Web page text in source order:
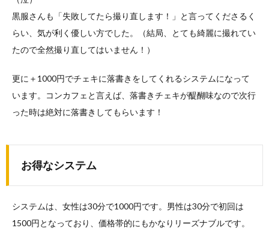
黒服さんも「失敗してたら撮り直します！」と言ってくださるく
らい、気が利く優しい方でした。（結局、とても綺麗に撮れてい
たので全然撮り直してはいません！）
更に＋1000円でチェキに落書きをしてくれるシステムになって
います。コンカフェと言えば、落書きチェキが醍醐味なので次行
った時は絶対に落書きしてもらいます！
お得なシステム
システムは、女性は30分で1000円です。男性は30分で初回は
1500円となっており、価格帯的にもかなりリーズナブルです。